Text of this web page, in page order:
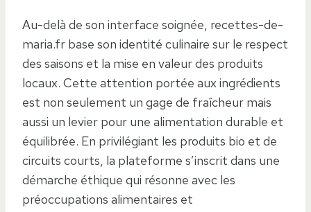
Au-delà de son interface soignée, recettes-de-
maria.fr base son identité culinaire sur le respect
des saisons et la mise en valeur des produits
locaux. Cette attention portée aux ingrédients
est non seulement un gage de fraîcheur mais
aussi un levier pour une alimentation durable et
équilibrée. En privilégiant les produits bio et de
circuits courts, la plateforme s’inscrit dans une
démarche éthique qui résonne avec les
préoccupations alimentaires et